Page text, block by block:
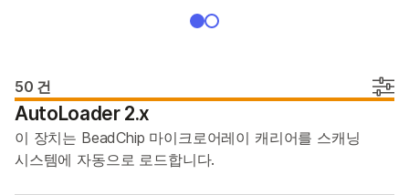
50 건
AutoLoader 2.x
이 장치는 BeadChip 마이크로어레이 캐리어를 스캐닝
시스템에 자동으로 로드합니다.